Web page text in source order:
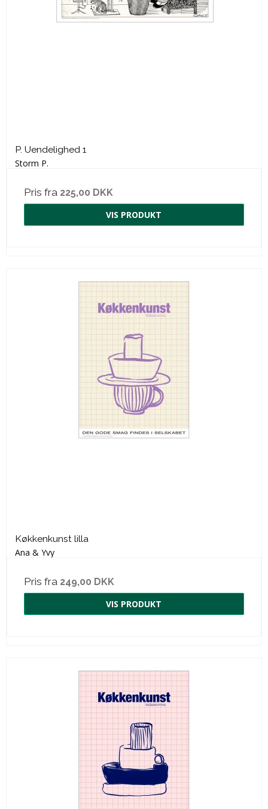
P. Uendelighed 1
Storm P.
Pris fra 225,00 DKK
VIS PRODUKT
Køkkenkunst lilla
Ana & Yvy
Pris fra 249,00 DKK
VIS PRODUKT